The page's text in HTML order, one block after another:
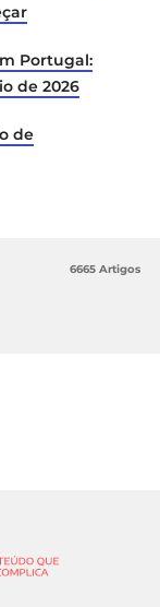
pela
um
oferta ou
que o
é um
A AT
Assim,
Portugal:
de 2026
de
6665 Artigos